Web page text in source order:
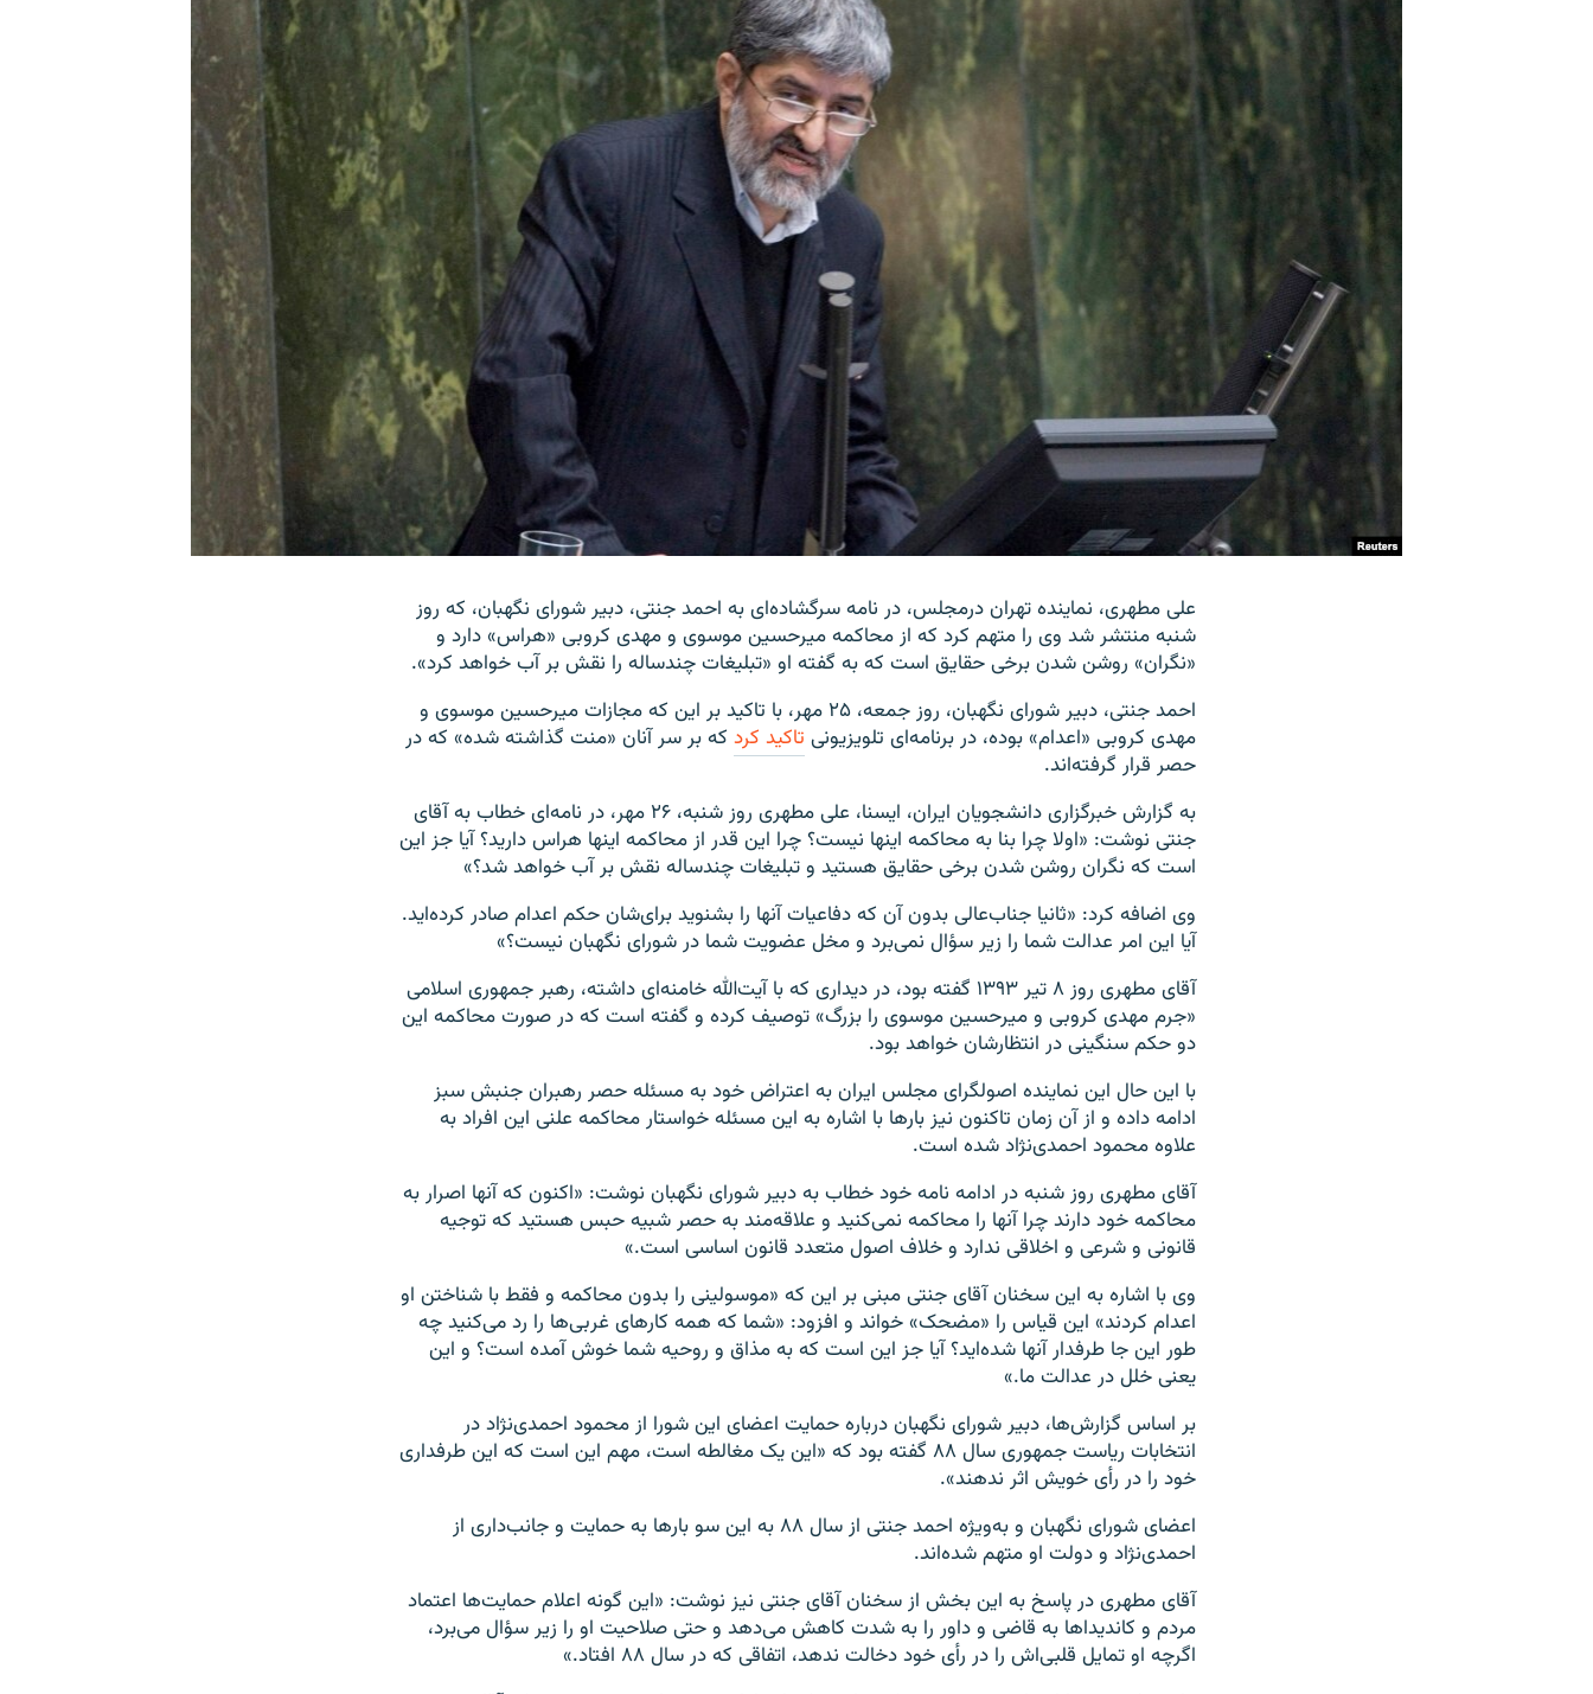
علی مطهری، نماینده تهران درمجلس، در نامه سرگشاده‌ای به احمد جنتی، دبیر شورای نگهبان، که روز
شنبه منتشر شد وی را متهم کرد که از محاکمه میرحسین موسوی و مهدی کروبی «هراس» دارد و
«نگران» روشن شدن برخی حقایق است که به گفته او «تبلیغات چندساله را نقش بر آب خواهد کرد».
احمد جنتی، دبير شورای نگهبان، روز جمعه، ۲۵ مهر، با تاکيد بر اين که مجازات ميرحسين موسوی و
مهدی کروبی «اعدام» بوده، در برنامه‌ای تلویزیونی تاکید کرد که بر سر آنان «منت گذاشته شده» که در
حصر قرار گرفته‌اند.
به گزارش خبرگزاری دانشجویان ایران، ایسنا، علی مطهری روز شنبه، ۲۶ مهر، در نامه‌ای خطاب به آقای
جنتی نوشت: «اولا چرا بنا به محاکمه اینها نیست؟ چرا این قدر از محاکمه اینها هراس دارید؟ آیا جز این
است که نگران روشن شدن برخی حقایق هستید و تبلیغات چندساله نقش بر آب خواهد شد؟»
وی اضافه کرد: «ثانیا جناب‌عالی بدون آن که دفاعیات آنها را بشنوید برای‌شان حکم اعدام صادر کرده‌اید.
آیا این امر عدالت شما را زیر سؤال نمی‌برد و مخل عضویت شما در شورای نگهبان نیست؟»
آقای مطهری روز ۸ تیر ۱۳۹۳ گفته بود، در دیداری که با آیت‌الله خامنه‌ای داشته، رهبر جمهوری اسلامی
«جرم مهدی کروبی و میرحسین موسوی را بزرگ» توصیف کرده و گفته است که در صورت محاکمه این
دو حکم سنگینی در انتظارشان خواهد بود.
با این حال این نماینده اصولگرای مجلس ایران به اعتراض خود به مسئله حصر رهبران جنبش سبز
ادامه داده و از آن زمان تاکنون نیز بارها با اشاره به این مسئله خواستار محاکمه علنی این افراد به
علاوه محمود احمدی‌نژاد شده است.
آقای مطهری روز شنبه در ادامه نامه خود خطاب به دبیر شورای نگهبان نوشت: «اکنون که آنها اصرار به
محاکمه خود دارند چرا آنها را محاکمه نمی‌کنید و علاقه‌مند به حصر شبیه حبس هستید که توجیه
قانونی و شرعی و اخلاقی ندارد و خلاف اصول متعدد قانون اساسی است.»
وی با اشاره به این سخنان آقای جنتی مبنی بر این که «موسولینی را بدون محاکمه و فقط با شناختن او
اعدام کردند» این قیاس را «مضحک» خواند و افزود: «شما که همه کارهای غربی‌ها را رد می‌کنید چه
طور این جا طرفدار آنها شده‌اید؟ آیا جز این است که به مذاق و روحیه شما خوش آمده است؟ و این
یعنی خلل در عدالت ما.»
بر اساس گزارش‌ها، دبیر شورای نگهبان درباره حمایت اعضای این شورا از محمود احمدی‌نژاد در
انتخابات ریاست جمهوری سال ۸۸ گفته بود که «این یک مغالطه است، ‌مهم این است که این طرفداری
خود را در رأی خویش اثر ندهند».
اعضای شورای نگهبان و به‌ویژه احمد جنتی از سال ۸۸ به این سو بارها به حمایت و جانب‌داری از
احمدی‌نژاد و دولت او متهم شده‌اند.
آقای مطهری در پاسخ به این بخش از سخنان آقای جنتی نیز نوشت: «این گونه اعلام حمایت‌ها اعتماد
مردم و کاندیداها به قاضی و داور را به شدت کاهش می‌دهد و حتی صلاحیت او را زیر سؤال می‌برد،
اگرچه او تمایل قلبی‌اش را در رأی خود دخالت ندهد، اتفاقی که در سال ۸۸ افتاد.»